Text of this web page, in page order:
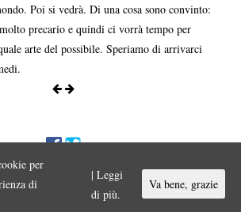
Poi si vedrà. Di una cosa sono convinto:
precario e quindi ci vorrà tempo per
arte del possibile. Speriamo di arrivarci
Iniziativa editoriale a scopo divulgativo
o duplicazione con qualsiasi mezzo a scopo
commerciale.
per
di
| Leggi
di più.
Va bene, grazie